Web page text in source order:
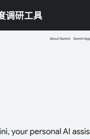
调研工具